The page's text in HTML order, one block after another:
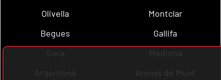
Olivella
Montclar
Begues
Gallifa
Sora
Mediona
Argentona
Arenys de Munt